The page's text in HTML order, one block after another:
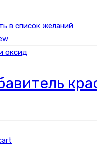
в список желаний
оксид